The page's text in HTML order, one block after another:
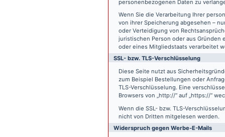
personenbezogenen Daten zu
Wenn Sie die Verarbeitung Ihrer
von ihrer Speicherung abgesehen –
oder Verteidigung von
juristischen Person oder aus
oder eines Mitgliedstaats verarbeitet
SSL- bzw. TLS-Verschlüsselung
Diese Seite nutzt aus
zum Beispiel Bestellungen oder
TLS-Verschlüsselung. Eine
Browsers von „http://“ auf „https://“
Wenn die SSL- bzw. TLS-
nicht von Dritten mitgelesen werden.
Widerspruch gegen Werbe-E-Mails